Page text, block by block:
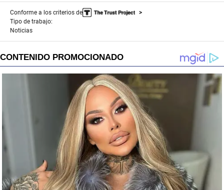
Conforme a los criterios de
Tipo de trabajo:
Noticias